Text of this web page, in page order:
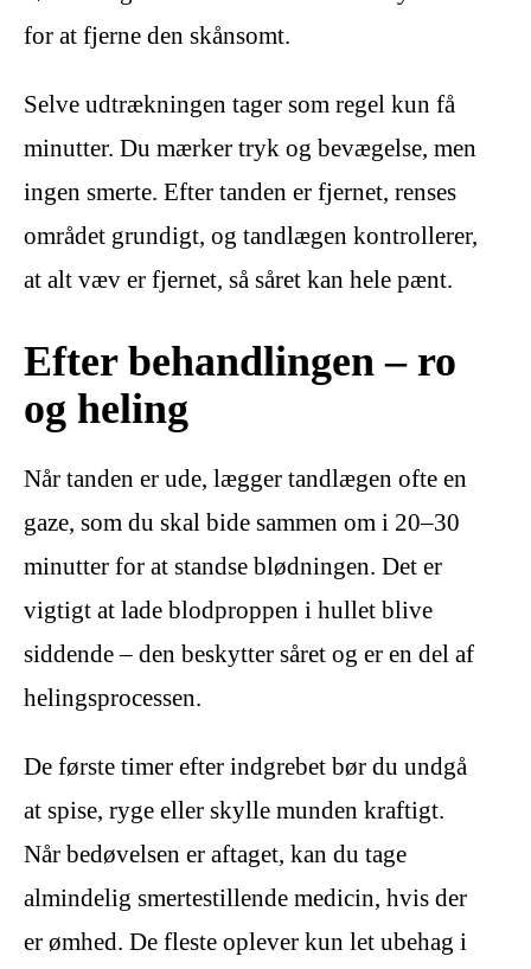
for at fjerne den skånsomt.
Selve udtrækningen tager som regel kun få
minutter. Du mærker tryk og bevægelse, men
ingen smerte. Efter tanden er fjernet, renses
området grundigt, og tandlægen kontrollerer,
at alt væv er fjernet, så såret kan hele pænt.
Efter behandlingen – ro
og heling
Når tanden er ude, lægger tandlægen ofte en
gaze, som du skal bide sammen om i 20–30
minutter for at standse blødningen. Det er
vigtigt at lade blodproppen i hullet blive
siddende – den beskytter såret og er en del af
helingsprocessen.
De første timer efter indgrebet bør du undgå
at spise, ryge eller skylle munden kraftigt.
Når bedøvelsen er aftaget, kan du tage
almindelig smertestillende medicin, hvis der
er ømhed. De fleste oplever kun let ubehag i